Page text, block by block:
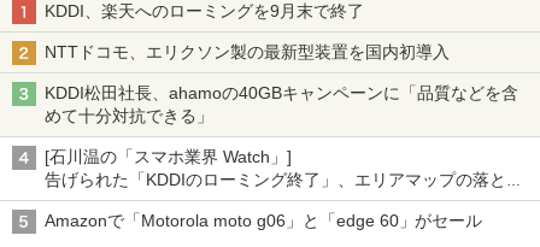
KDDI、楽天へのローミングを9月末で終了
NTTドコモ、エリクソン製の最新型装置を国内初導入
KDDI松田社長、ahamoの40GBキャンペーンに「品質などを含
めて十分対抗できる」
[石川温の「スマホ業界 Watch」]
告げられた「KDDIのローミング終了」、エリアマップの落とし
穴と楽天モバイルの課題
Amazonで「Motorola moto g06」と「edge 60」がセール